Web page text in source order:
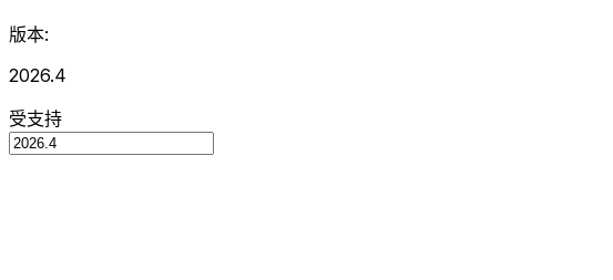
版本:
2026.4
受支持